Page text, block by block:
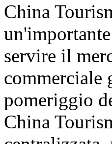
China
servire il
commerciale
pomeriggio
China